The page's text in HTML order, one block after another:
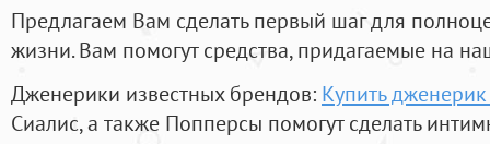
Предлагаем Вам сделать первый шаг для
жизни. Вам помогут средства, придагаемые на
Дженерики известных брендов: Купить
Сиалис, а также Попперсы помогут сделать